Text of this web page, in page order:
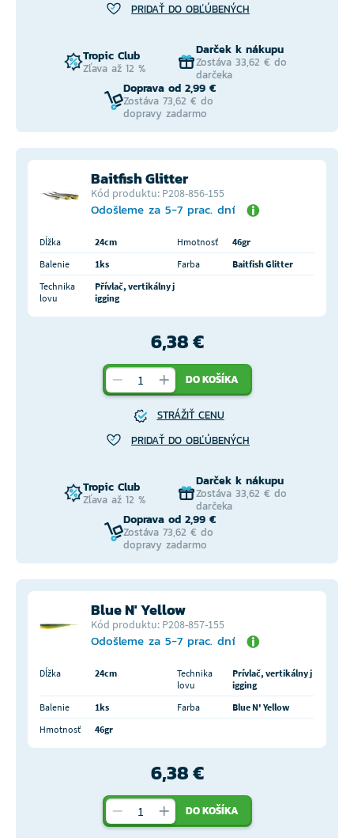
PRIDAŤ DO OBĽÚBENÝCH
Tropic Club
Zľava až 12 %
Darček k nákupu
Zostáva 33,62 € do
darčeka
Doprava od 2,99 €
Zostáva 73,62 € do
dopravy zadarmo
Baitfish Glitter
Kód produktu: P208-856-155
Odošleme za 5-7 prac. dní
Dĺžka 24cm Hmotnosť
46gr
Balenie
1ks Farba
Baitfish Glitter
Technika
lovu
Přívlač, vertikálny j
igging
6,38 €
DO KOŠÍKA
STRÁŽIŤ CENU
PRIDAŤ DO OBĽÚBENÝCH
Tropic Club
Zľava až 12 %
Darček k nákupu
Zostáva 33,62 € do
darčeka
Doprava od 2,99 €
Zostáva 73,62 € do
dopravy zadarmo
Blue N' Yellow
Kód produktu: P208-857-155
Odošleme za 5-7 prac. dní
Dĺžka 24cm
Technika
lovu
Prívlač, vertikálny j
igging
Balenie
1ks Farba
Blue N' Yellow
Hmotnosť
46gr
6,38 €
DO KOŠÍKA